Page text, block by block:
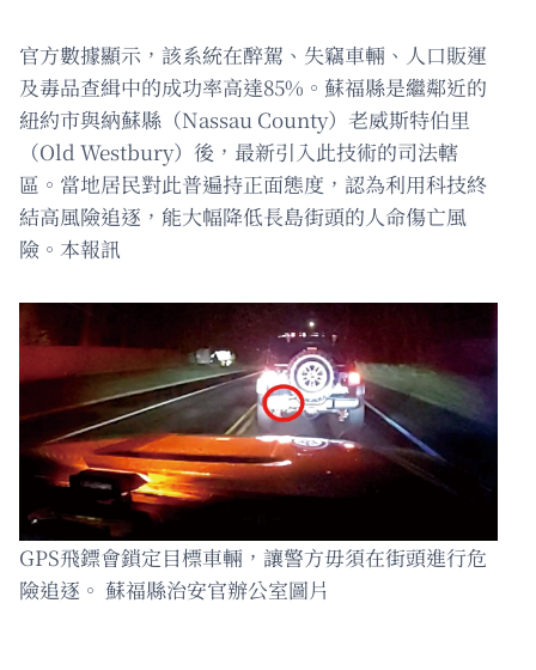
官方數據顯示，該系統在醉駕、失竊車輛、人口販運
及毒品查緝中的成功率高達85%。蘇福縣是繼鄰近的
紐約市與納蘇縣（Nassau County）老威斯特伯里
（Old Westbury）後，最新引入此技術的司法轄
區。當地居民對此普遍持正面態度，認為利用科技終
結高風險追逐，能大幅降低長島街頭的人命傷亡風
險。本報訊
GPS飛鏢會鎖定目標車輛，讓警方毋須在街頭進行危
險追逐。 蘇福縣治安官辦公室圖片